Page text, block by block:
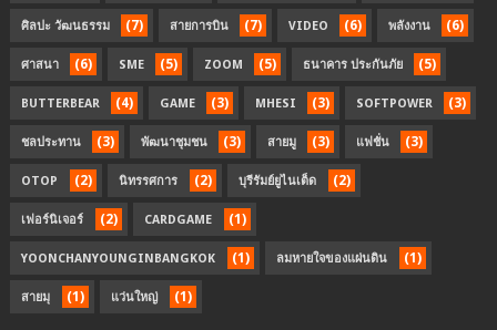
ศิลปะ วัฒนธรรม (7) สายการบิน (7) VIDEO (6) พลังงาน (6)
ศาสนา (6) SME (5) ZOOM (5) ธนาคาร ประกันภัย (5)
BUTTERBEAR (4) GAME (3) MHESI (3) SOFTPOWER (3)
ชลประทาน (3) พัฒนาชุมชน (3) สายมู (3) แฟชั่น (3)
OTOP (2) นิทรรศการ (2) บุรีรัมย์ยูไนเต็ด (2)
เฟอร์นิเจอร์ (2) CARDGAME (1)
YOONCHANYOUNGINBANGKOK (1) ลมหายใจของแผ่นดิน (1)
สายมุ (1) แว่นใหญ่ (1)